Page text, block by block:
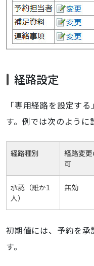
経路設定
「専用経路を設定す
す。例では次のように
経路種別
経路変
可
承認（誰か1
人）
無効
初期値には、予約を
す。